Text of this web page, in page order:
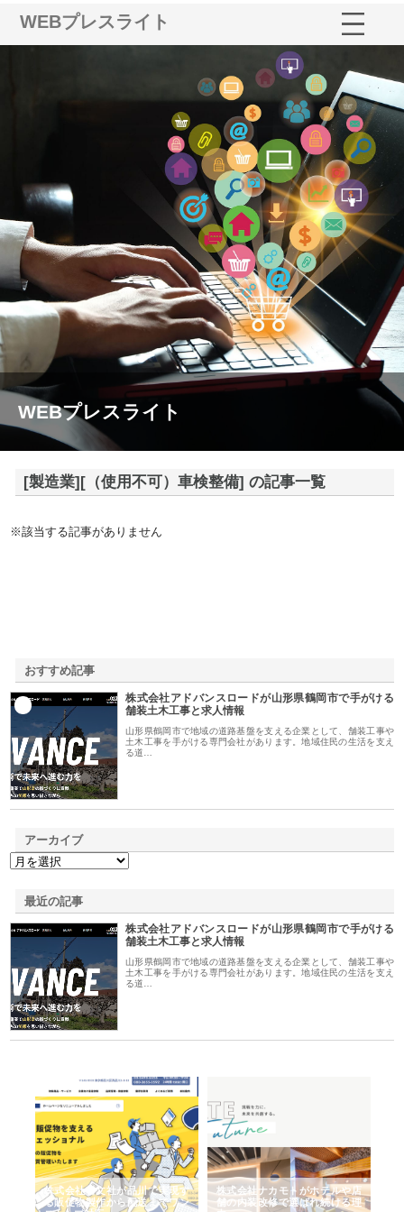
WEBプレスライト
WEBプレスライト
[製造業][（使用不可）車検整備] の記事一覧
※該当する記事がありません
おすすめ記事
株式会社アドバンスロードが山形県鶴岡市で手がける
舗装土木工事と求人情報
山形県鶴岡市で地域の道路基盤を支える企業として、舗装工事や
土木工事を手がける専門会社があります。地域住民の生活を支え
る道…
アーカイブ
最近の記事
株式会社アドバンスロードが山形県鶴岡市で手がける
舗装土木工事と求人情報
山形県鶴岡市で地域の道路基盤を支える企業として、舗装工事や
土木工事を手がける専門会社があります。地域住民の生活を支え
る道…
株式会社耕文社が品川で実現す
る販促物製作から配送までワン
株式会社ナカモトがホテルや店
舗の内装改修で選ばれ続ける理